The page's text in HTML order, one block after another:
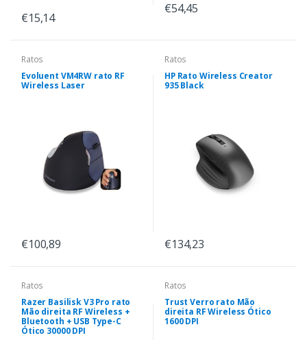
€15,14
€54,45
Ratos
Evoluent VM4RW rato RF
Wireless Laser
€100,89
Ratos
HP Rato Wireless Creator
935 Black
€134,23
Ratos
Razer Basilisk V3 Pro rato
Mão direita RF Wireless +
Bluetooth + USB Type-C
Ótico 30000 DPI
Ratos
Trust Verro rato Mão
direita RF Wireless Ótico
1600 DPI